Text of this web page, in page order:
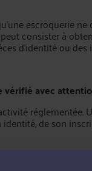
escroquerie
consister à
d’identité ou
avec
de son
de fonds